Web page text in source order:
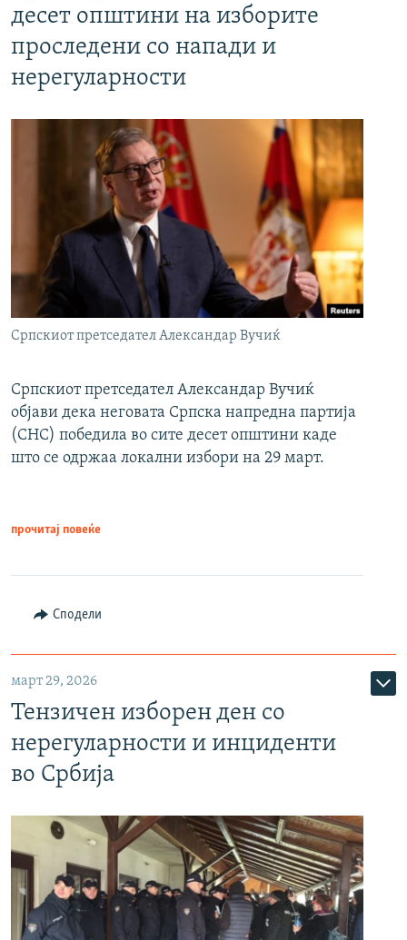
десет општини на изборите
проследени со напади и
нерегуларности
Српскиот претседател Александар Вучиќ
Српскиот претседател Александар Вучиќ
објави дека неговата Српска напредна партија
(СНС) победила во сите десет општини каде
што се одржаа локални избори на 29 март.
прочитај повеќе
Сподели
март 29, 2026
Тензичен изборен ден со
нерегуларности и инциденти
во Србија